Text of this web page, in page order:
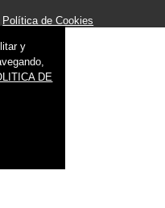
Política de Cookies
y
DE